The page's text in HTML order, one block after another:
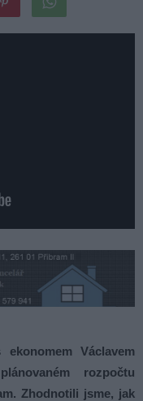
Václavem
rozpočtu
Zhodnotili jsme, jak